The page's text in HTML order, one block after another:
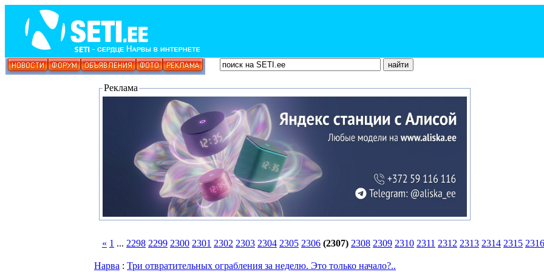
Реклама
« 1 ... 2298 2299 2300 2301 2302 2303 2304 2305 2306 (2307) 2308 2309 2310 2311 2312 2313 2314 2315 2316
Нарва : Три отвратительных ограбления за неделю. Это только начало?..